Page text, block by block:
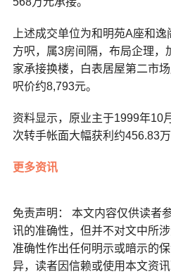
上述成交单位为和明苑A座和
方呎，属3房间隔，布局企理，
家承接换楼，白表居屋第二市
呎价约8,793元。
资料显示，原业主于1999年10
次转手帐面大幅获利约456.83
更多资讯
免责声明： 本文内容仅供读者
讯的准确性，但并不对文中所
准确性作出任何明示或暗示的
异，读者因信赖或使用本文资